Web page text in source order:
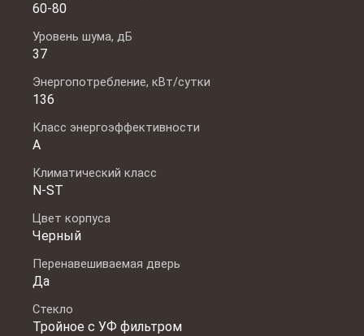
60-80
Уровень шума, дБ
37
Энергопотребление, кВт/сутки
136
Класс энергоэффективности
А
Климатический класс
N-ST
Цвет корпуса
Черный
Перенавешиваемая дверь
Да
Стекло
Тройное с УФ фильтром